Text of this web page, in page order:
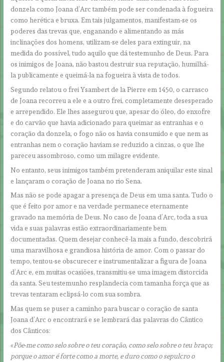
donzela como Joana d’Arc também pode ser condenada à fogueira
como herética e bruxa. Em tais julgamentos, manifestam-se os
poderes das trevas que, enganando e alimentando as más
inclinações dos homens, utilizam-se deles para extinguir, na
medida do possível, tudo aquilo que dá testemunho de Deus. Para
os inimigos de Joana, não bastou destruir sua reputação, humilhá-
la publicamente e queimá-la na fogueira à vista de todos.
Segundo relatou o frei Ysambert de la Pierre em 1450, o carrasco
de Joana recorreu a ele e a outro frei, completamente desesperado
e arrependido. Ele lhes assegurou que, apesar do óleo, do enxofre
e do carvão que havia adicionado para queimar as entranhas e o
coração da donzela, o fogo não os havia consumido e que nem as
entranhas nem o coração haviam se reduzido a cinzas, o que lhe
pareceu assombroso, como um milagre evidente.
No entanto, seus inimigos também pretenderam aniquilar este sinal
e lançaram o coração de Joana no rio Sena.
Mas não se pode apagar a presença de Deus em uma santa. Tudo o
que é feito por amor e na verdade permanece eternamente
gravado na memória de Deus. No caso de Joana d’Arc, toda a sua
vida e suas palavras estão extraordinariamente bem
documentadas. Quem desejar conhecê-la mais a fundo, descobrirá
uma maravilhosa e grandiosa história de amor. Com o passar do
tempo, tentou-se obscurecer e instrumentalizar a figura de Joana
d’Arc e, em muitas ocasiões, transmitiu-se uma imagem distorcida
da santa. Seu testemunho resplandecia com tamanha força que as
trevas tentaram eclipsá-lo com sua sombra.
Mas quem se puser a caminho para buscar o coração de santa
Joana d’Arc o encontrará e se lembrará das palavras do Cântico
dos Cânticos:
«Põe-me como selo sobre o teu coração, como selo sobre o teu braço;
porque o amor é forte como a morte, e duro como o sepulcro o